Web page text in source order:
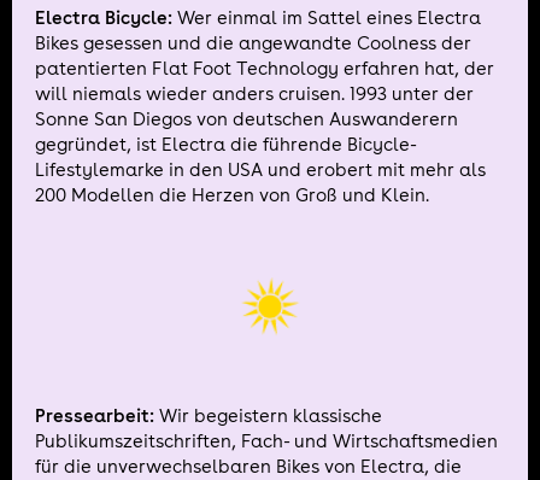
Electra Bicycle:Wer einmal im Sattel eines Electra
Bikes gesessen und die angewandte Coolness der
patentierten Flat Foot Technology erfahren hat, der
will niemals wieder anders cruisen. 1993 unter der
Sonne San Diegos von deutschen Auswanderern
gegründet, ist Electra die führende Bicycle-
Lifestylemarke in den USA und erobert mit mehr als
200 Modellen die Herzen von Groß und Klein.
Pressearbeit: Wir begeistern klassische
Publikumszeitschriften, Fach- und Wirtschaftsmedien
für die unverwechselbaren Bikes von Electra, die